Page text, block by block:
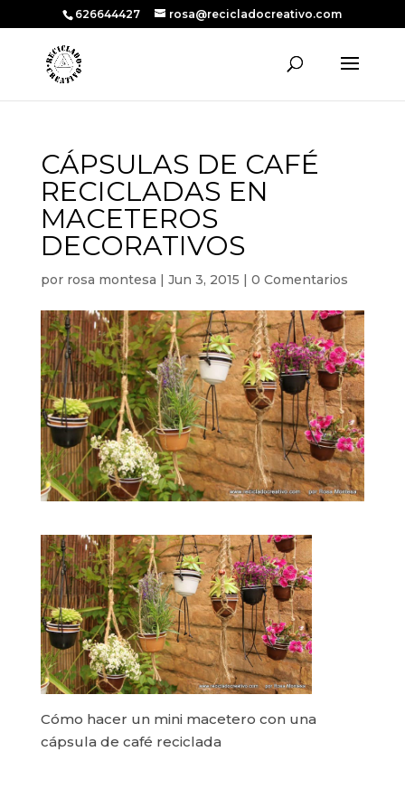
626644427 rosa@recicladocreativo.com
CÁPSULAS DE CAFÉ
RECICLADAS EN
MACETEROS
DECORATIVOS
por rosa montesa | Jun 3, 2015 | 0 Comentarios
Cómo hacer un mini macetero con una
cápsula de café reciclada